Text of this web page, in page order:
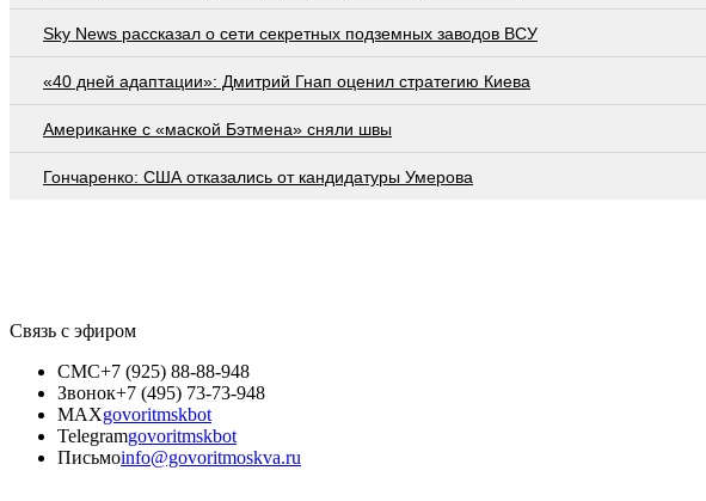
Sky News рассказал о сети секретных подземных заводов ВСУ
«40 дней адаптации»: Дмитрий Гнап оценил стратегию Киева
Американке с «маской Бэтмена» сняли швы
Гончаренко: США отказались от кандидатуры Умерова
Связь с эфиром
СМС+7 (925) 88-88-948
Звонок+7 (495) 73-73-948
MAXgovoritmskbot
Telegramgovoritmskbot
Письмоinfo@govoritmoskva.ru